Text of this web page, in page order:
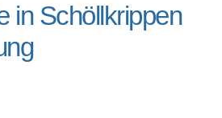
in Schöllkrippen